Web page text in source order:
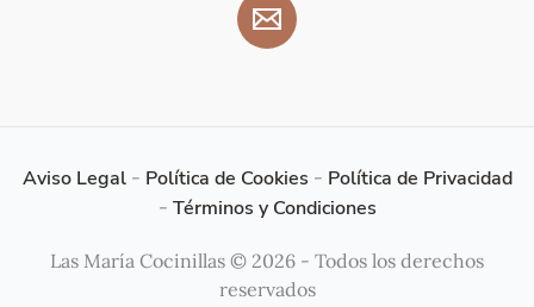
Aviso Legal- Política de Cookies - Política de Privacidad
- Términos y Condiciones
Las María Cocinillas © 2026 - Todos los derechos
reservados